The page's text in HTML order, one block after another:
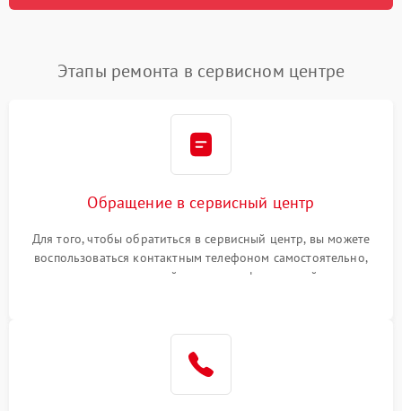
Этапы ремонта в сервисном центре
Обращение в сервисный центр
Для того, чтобы обратиться в сервисный центр, вы можете
воспользоваться контактным телефоном самостоятельно,
или оставить свой номер телефона на сайте